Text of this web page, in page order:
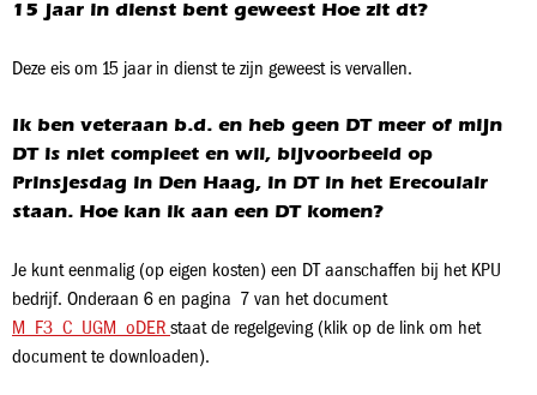
15 jaar in dienst bent geweest Hoe zit dt?
Deze eis om 15 jaar in dienst te zijn geweest is vervallen.
Ik ben veteraan b.d. en heb geen DT meer of mijn
DT is niet compleet en wil, bijvoorbeeld op
Prinsjesdag in Den Haag, in DT in het Erecoulair
staan. Hoe kan ik aan een DT komen?
Je kunt eenmalig (op eigen kosten) een DT aanschaffen bij het KPU
bedrijf. Onderaan 6 en pagina 7 van het document
M_F3_C_UGM_oDER staat de regelgeving (klik op de link om het
document te downloaden).